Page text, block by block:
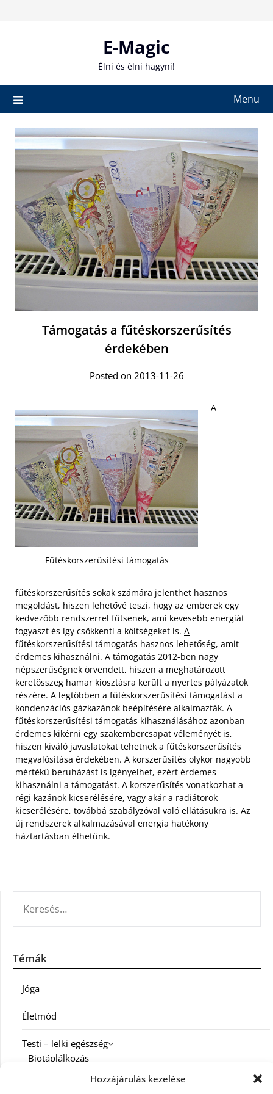
Hozzájárulás kezelése
E-Magic
Élni és élni hagyni!
Menu
Támogatás a fűtéskorszerűsítés
érdekében
Posted on 2013-11-26
Fűtéskorszerűsítési támogatás
A
fűtéskorszerűsítés sokak számára jelenthet hasznos
megoldást, hiszen lehetővé teszi, hogy az emberek egy
kedvezőbb rendszerrel fűtsenek, ami kevesebb energiát
fogyaszt és így csökkenti a költségeket is. A
fűtéskorszerűsítési támogatás hasznos lehetőség, amit
érdemes kihasználni. A támogatás 2012-ben nagy
népszerűségnek örvendett, hiszen a meghatározott
keretösszeg hamar kiosztásra került a nyertes pályázatok
részére. A legtöbben a fűtéskorszerűsítési támogatást a
kondenzációs gázkazánok beépítésére alkalmazták. A
fűtéskorszerűsítési támogatás kihasználásához azonban
érdemes kikérni egy szakembercsapat véleményét is,
hiszen kiváló javaslatokat tehetnek a fűtéskorszerűsítés
megvalósítása érdekében. A korszerűsítés olykor nagyobb
mértékű beruházást is igényelhet, ezért érdemes
kihasználni a támogatást. A korszerűsítés vonatkozhat a
régi kazánok kicserélésére, vagy akár a radiátorok
kicserélésére, továbbá szabályzóval való ellátásukra is. Az
új rendszerek alkalmazásával energia hatékony
háztartásban élhetünk.
Témák
Jóga
Életmód
Testi – lelki egészség
Biotáplálkozás